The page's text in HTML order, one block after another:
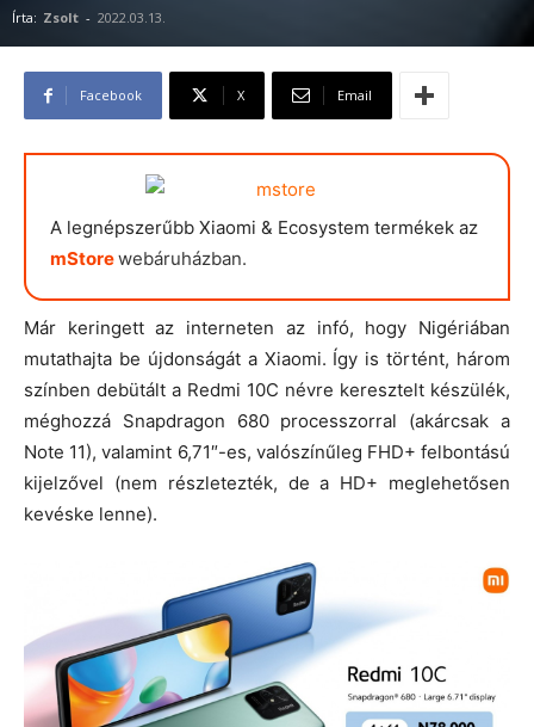
Írta: Zsolt - 2022.03.13.
Facebook X Email
A legnépszerűbb Xiaomi & Ecosystem termékek az
mStorewebáruházban.
Már keringett az interneten az infó, hogy Nigériában
mutathajta be újdonságát a Xiaomi. Így is történt, három
színben debütált a Redmi 10C névre keresztelt készülék,
méghozzá Snapdragon 680 processzorral (akárcsak a
Note 11), valamint 6,71″-es, valószínűleg FHD+ felbontású
kijelzővel (nem részletezték, de a HD+ meglehetősen
kevéske lenne).